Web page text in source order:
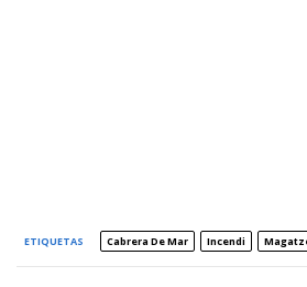
ETIQUETAS Cabrera De Mar Incendi